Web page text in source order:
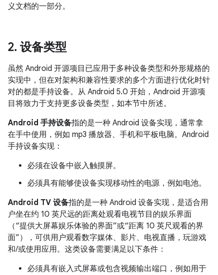
义文档的一部分。
2. 设备类型
虽然 Android 开源项目已应用于多种设备类型和外形规格的
实现中，但在对架构和兼容性要求的多个方面进行优化时针
对的都是手持设备。从 Android 5.0 开始，Android 开源项
目将致力于支持更多设备类型，如本节中所述。
Android 手持设备指的是一种 Android 设备实现，通常拿
在手中使用，例如 mp3 播放器、手机和平板电脑。Android
手持设备实现：
必须在设备中嵌入触摸屏。
必须具有能够使设备实现移动性的电源，例如电池。
Android TV 设备指的是一种 Android 设备实现，是适合用
户坐在约 10 英尺远的距离处观看电视节目的娱乐界面
（“提供大屏幕娱乐体验的界面”或“距离 10 英尺观看的界
面”），可供用户观看数字媒体、影片、电视直播，玩游戏
和/或使用应用。这类设备需要满足以下条件：
必须具有嵌入式屏幕或包含视频输出端口，例如用于